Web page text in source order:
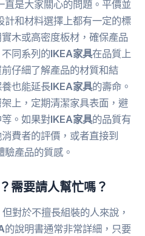
直是大家關心的問題。平價並
計和材料選擇上都有一定的標
木或高密度板材，確保產品
同系列的IKEA家具在品質上
仔細了解產品的材質和結
也能延長IKEA家具的壽命。
上，定期清潔家具表面，避
。如果對IKEA家具的品質有
費者的評價，或者直接到
驗產品的質感。
需要請人幫忙嗎？
對於不擅長組裝的人來說，
的說明書通常非常詳細，只要